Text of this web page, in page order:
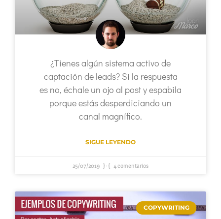
¿Tienes algún sistema activo de
captación de leads? Si la respuesta
es no, échale un ojo al post y espabila
porque estás desperdiciando un
canal magnífico.
SIGUE LEYENDO
25/07/2019 4 comentarios
COPYWRITING